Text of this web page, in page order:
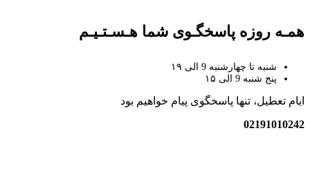
همـه روزه پاسخگـوی شما هـسـتـیـم
شنبه تا چهارشنبه 9 الی ۱۹
پنج شنبه 9 الی ۱۵
ایام تعطیل، تنها پاسخگوی پیام خواهیم بود
02191010242